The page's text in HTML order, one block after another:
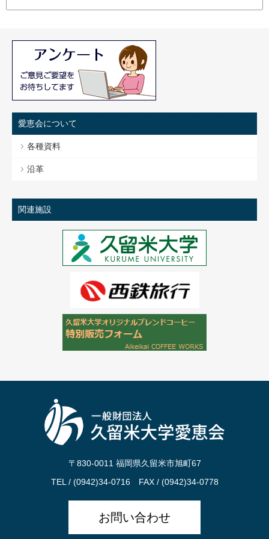
愛恵会について
各種資料
沿革
関連施設
〒830-0011 福岡県久留米市旭町67
TEL / (0942)34-0716 FAX / (0942)34-0778
お問い合わせ